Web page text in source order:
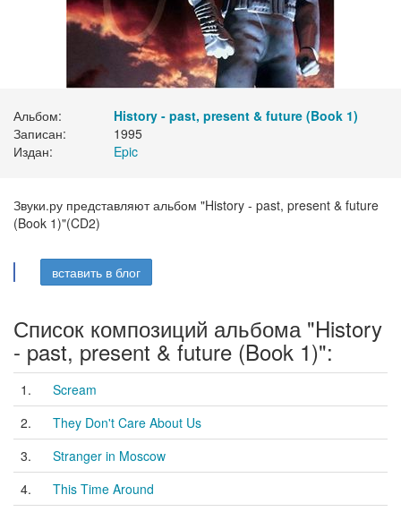
Альбом:
History - past, present & future (Book 1)
Записан:
1995
Издан:
Epic
Звуки.ру представляют альбом "History - past, present & future
(Book 1)"(CD2)
вставить в блог
Список композиций альбома "History
- past, present & future (Book 1)":
1.
Scream
2.
They Don't Care About Us
3.
Stranger in Moscow
4.
This Time Around